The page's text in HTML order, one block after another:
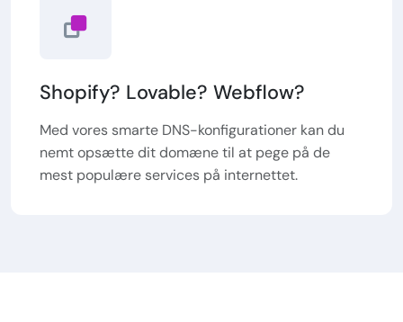
Shopify? Lovable? Webflow?
Med vores smarte DNS-konfigurationer kan du
nemt opsætte dit domæne til at pege på de
mest populære services på internettet.